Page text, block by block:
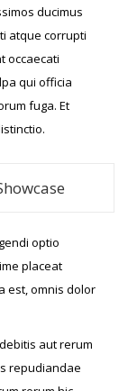
ducimus
atque corrupti
occaecati
qui officia
fuga. Et
optio
placeat
est, omnis dolor
aut rerum
repudiandae